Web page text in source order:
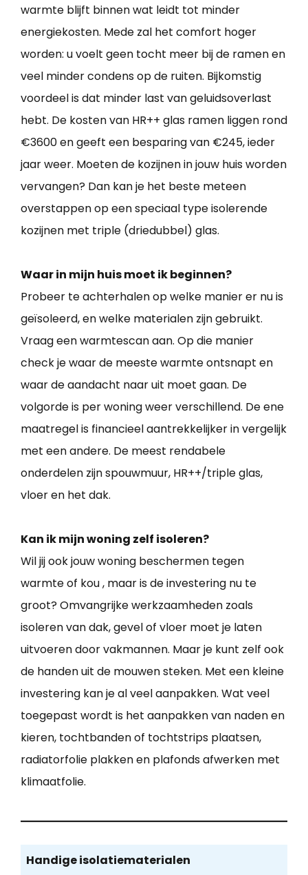
warmte blijft binnen wat leidt tot minder
energiekosten. Mede zal het comfort hoger
worden: u voelt geen tocht meer bij de ramen en
veel minder condens op de ruiten. Bijkomstig
voordeel is dat minder last van geluidsoverlast
hebt. De kosten van HR++ glas ramen liggen rond
€3600 en geeft een besparing van €245, ieder
jaar weer. Moeten de kozijnen in jouw huis worden
vervangen? Dan kan je het beste meteen
overstappen op een speciaal type isolerende
kozijnen met triple (driedubbel) glas.
Waar in mijn huis moet ik beginnen?
Probeer te achterhalen op welke manier er nu is
geïsoleerd, en welke materialen zijn gebruikt.
Vraag een warmtescan aan. Op die manier
check je waar de meeste warmte ontsnapt en
waar de aandacht naar uit moet gaan. De
volgorde is per woning weer verschillend. De ene
maatregel is financieel aantrekkelijker in vergelijk
met een andere. De meest rendabele
onderdelen zijn spouwmuur, HR++/triple glas,
vloer en het dak.
Kan ik mijn woning zelf isoleren?
Wil jij ook jouw woning beschermen tegen
warmte of kou , maar is de investering nu te
groot? Omvangrijke werkzaamheden zoals
isoleren van dak, gevel of vloer moet je laten
uitvoeren door vakmannen. Maar je kunt zelf ook
de handen uit de mouwen steken. Met een kleine
investering kan je al veel aanpakken. Wat veel
toegepast wordt is het aanpakken van naden en
kieren, tochtbanden of tochtstrips plaatsen,
radiatorfolie plakken en plafonds afwerken met
klimaatfolie.
Handige isolatiematerialen